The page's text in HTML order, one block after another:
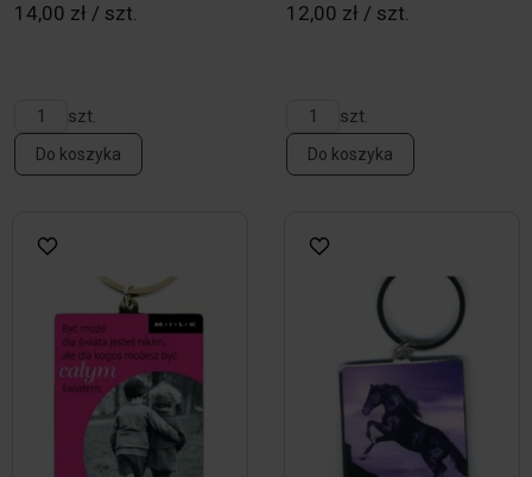
14,00 zł / szt.
szt.
Do koszyka
12,00 zł / szt.
szt.
Do koszyka